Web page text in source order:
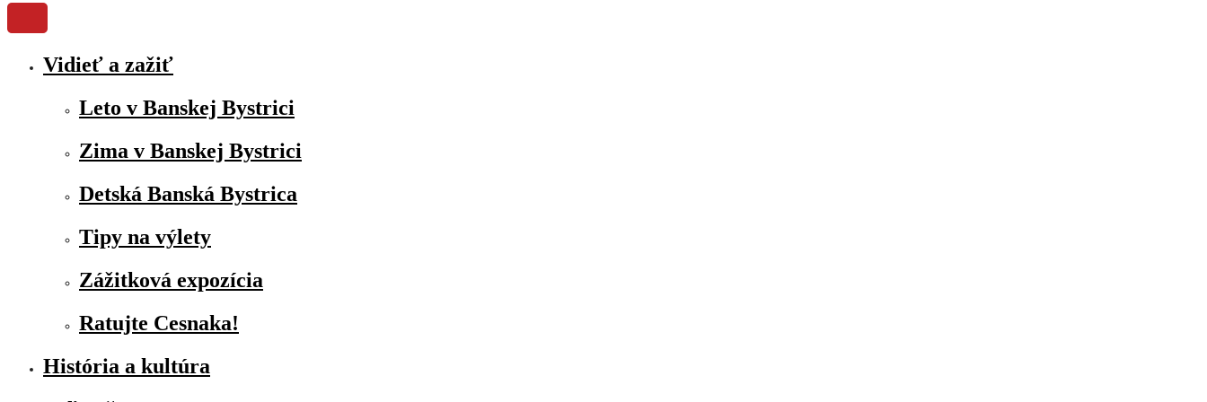
Vidieť a zažiť
Leto v Banskej Bystrici
Zima v Banskej Bystrici
Detská Banská Bystrica
Tipy na výlety
Zážitková expozícia
Ratujte Cesnaka!
História a kultúra